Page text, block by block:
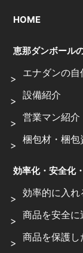
HOME
恵那ダンボール
エナダンの自
設備紹介
営業マン紹介
梱包材・梱
効率化・安全化
効率的に入れ
商品を安全
商品を保護し